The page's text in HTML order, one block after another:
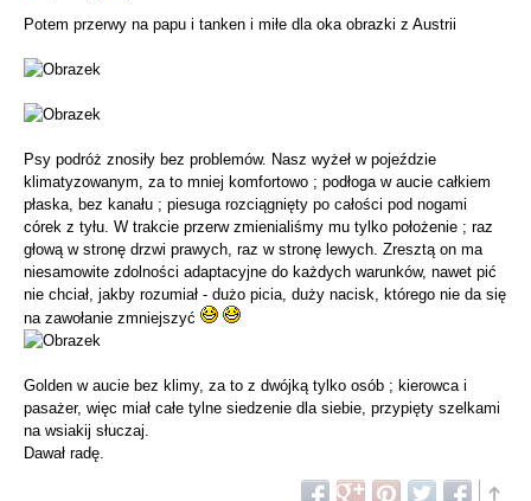
Potem przerwy na papu i tanken i miłe dla oka obrazki z Austrii
Psy podróż znosiły bez problemów. Nasz wyżeł w pojeździe
klimatyzowanym, za to mniej komfortowo ; podłoga w aucie całkiem
płaska, bez kanału ; piesuga rozciągnięty po całości pod nogami
córek z tyłu. W trakcie przerw zmienialiśmy mu tylko położenie ; raz
głową w stronę drzwi prawych, raz w stronę lewych. Zresztą on ma
niesamowite zdolności adaptacyjne do każdych warunków, nawet pić
nie chciał, jakby rozumiał - dużo picia, duży nacisk, którego nie da się
na zawołanie zmniejszyć
Golden w aucie bez klimy, za to z dwójką tylko osób ; kierowca i
pasażer, więc miał całe tylne siedzenie dla siebie, przypięty szelkami
na wsiakij słuczaj.
Dawał radę.